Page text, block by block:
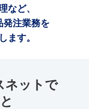
など、
発注業務を
ます。
ネットで